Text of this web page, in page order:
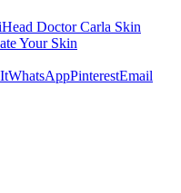
Head Doctor Carla Skin
Your Skin
WhatsAppPinterestEmail